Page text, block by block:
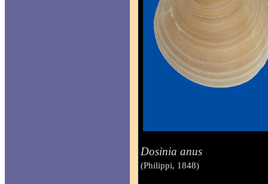
Dosinia anus
(Philippi, 1848)